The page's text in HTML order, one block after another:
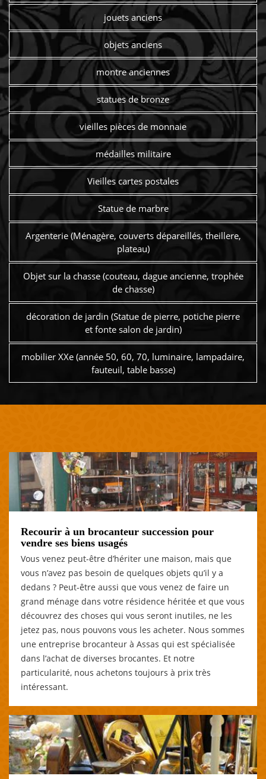
jouets anciens
objets anciens
montre anciennes
statues de bronze
vieilles pièces de monnaie
médailles militaire
Vieilles cartes postales
Statue de marbre
Argenterie (Ménagère, couverts dépareillés, theillere,
plateau)
Objet sur la chasse (couteau, dague ancienne, trophée
de chasse)
décoration de jardin (Statue de pierre, potiche pierre
et fonte salon de jardin)
mobilier XXe (année 50, 60, 70, luminaire, lampadaire,
fauteuil, table basse)
Recourir à un brocanteur succession pour
vendre ses biens usagés
Vous venez peut-être d’hériter une maison, mais que
vous n’avez pas besoin de quelques objets qu’il y a
dedans ? Peut-être aussi que vous venez de faire un
grand ménage dans votre résidence héritée et que vous
découvrez des choses qui vous seront inutiles, ne les
jetez pas, nous pouvons vous les acheter. Nous sommes
une entreprise brocanteur à Assas qui est spécialisée
dans l’achat de diverses brocantes. Et notre
particularité, nous achetons toujours à prix très
intéressant.